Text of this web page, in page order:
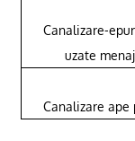
Canalizare-
uzate
Canalizare ape